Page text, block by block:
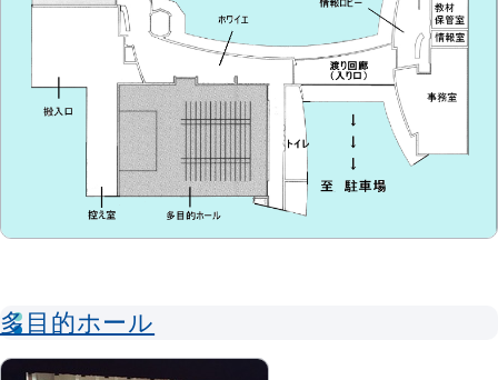
多目的ホール